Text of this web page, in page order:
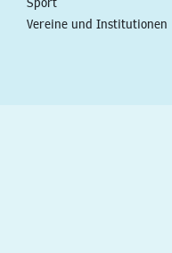
Vereine und Institutionen